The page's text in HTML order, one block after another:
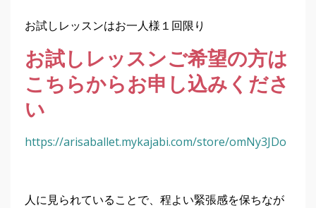
お試しレッスンはお一人様１回限り
お試しレッスンご希望の方は
こちらからお申し込みくださ
い
https://arisaballet.mykajabi.com/store/omNy3JDo
人に見られていることで、程よい緊張感を保ちなが